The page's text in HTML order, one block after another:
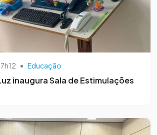
• Educação
inaugura Sala de Estimulações